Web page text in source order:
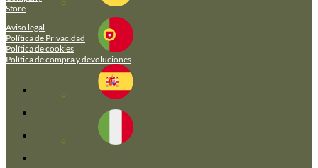
Store
Aviso legal
Política de Privacidad
Política de cookies
Política de compra y devoluciones